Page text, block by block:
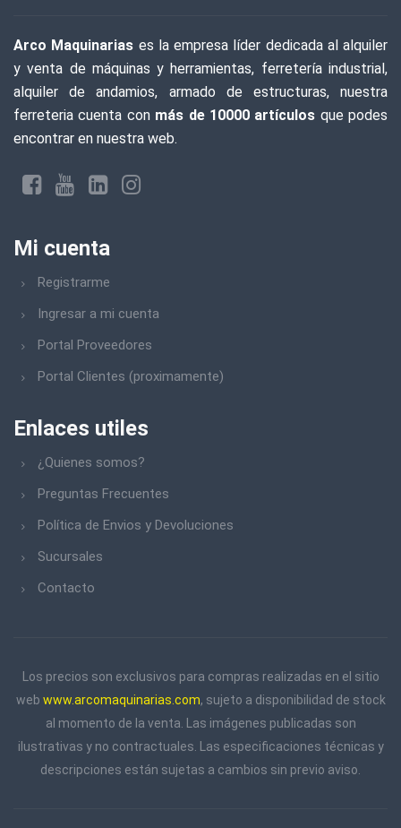
Arco Maquinarias es la empresa líder dedicada al alquiler
y venta de máquinas y herramientas, ferretería industrial,
alquiler de andamios, armado de estructuras, nuestra
ferreteria cuenta con más de 10000 artículos que podes
encontrar en nuestra web.
Mi cuenta
Registrarme
Ingresar a mi cuenta
Portal Proveedores
Portal Clientes (proximamente)
Enlaces utiles
¿Quienes somos?
Preguntas Frecuentes
Política de Envios y Devoluciones
Sucursales
Contacto
Los precios son exclusivos para compras realizadas en el sitio
web www.arcomaquinarias.com, sujeto a disponibilidad de stock
al momento de la venta. Las imágenes publicadas son
ilustrativas y no contractuales. Las especificaciones técnicas y
descripciones están sujetas a cambios sin previo aviso.